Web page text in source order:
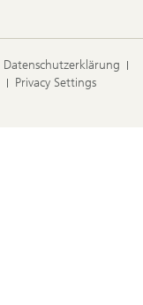
Datenschutzerklärung
Privacy Settings